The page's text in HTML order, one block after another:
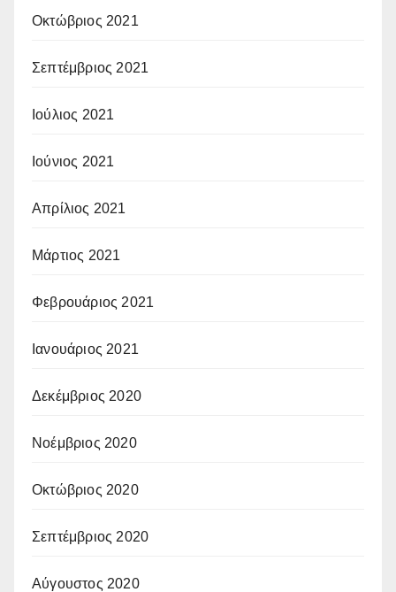
Οκτώβριος 2021
Σεπτέμβριος 2021
Ιούλιος 2021
Ιούνιος 2021
Απρίλιος 2021
Μάρτιος 2021
Φεβρουάριος 2021
Ιανουάριος 2021
Δεκέμβριος 2020
Νοέμβριος 2020
Οκτώβριος 2020
Σεπτέμβριος 2020
Αύγουστος 2020